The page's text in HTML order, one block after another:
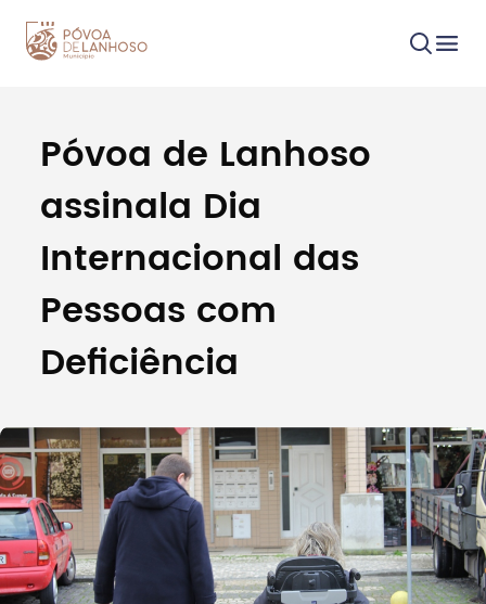
Procurar
Tipo de conteúdo
Filtros
Póvoa de Lanhoso
assinala Dia
Internacional das
Pessoas com
Deficiência